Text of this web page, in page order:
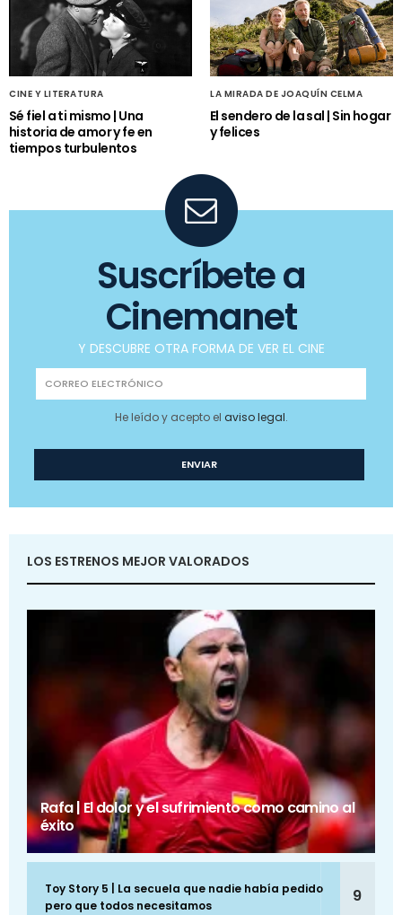
CINE Y LITERATURA
Sé fiel a ti mismo | Una
historia de amor y fe en
tiempos turbulentos
LA MIRADA DE JOAQUÍN CELMA
El sendero de la sal | Sin hogar
y felices
Suscríbete a
Cinemanet
Y DESCUBRE OTRA FORMA DE VER EL CINE
He leído y acepto el aviso legal.
LOS ESTRENOS MEJOR VALORADOS
Rafa | El dolor y el sufrimiento como camino al
éxito
Toy Story 5 | La secuela que nadie había pedido
pero que todos necesitamos
9